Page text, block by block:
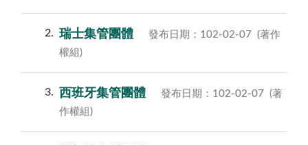
2 瑞士集管團體 發布日期：102-02-07 (著作
權組)
3 西班牙集管團體 發布日期：102-02-07 (著
作權組)